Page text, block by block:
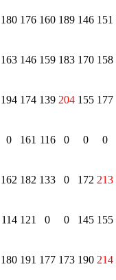
180 176 160 189 146 151
163 146 159 183 170 158
194 174 139 204 155 177
0 161 116 0 0 0
162 182 133 0 172 213
114 121 0 0 145 155
180 191 177 173 190 214